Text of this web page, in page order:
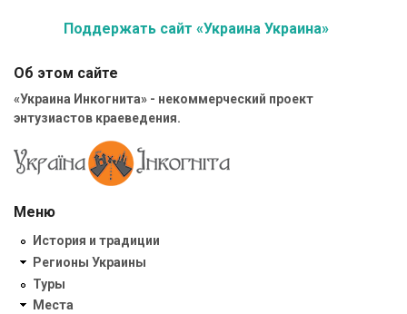
Поддержать сайт «Украина Украина»
Об этом сайте
«Украина Инкогнита» - некоммерческий проект
энтузиастов краеведения.
Меню
История и традиции
Регионы Украины
Туры
Места